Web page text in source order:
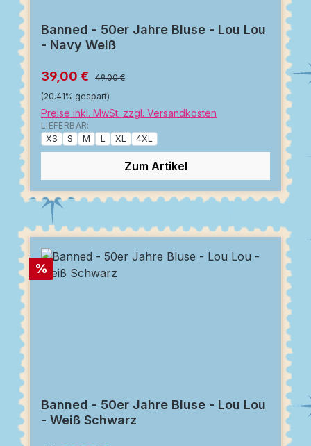
Banned - 50er Jahre Bluse - Lou Lou
- Navy Weiß
39,00 €
49,00 €
(20.41% gespart)
Preise inkl. MwSt. zzgl. Versandkosten
LIEFERBAR:
XS
S M L XL 4XL
Zum Artikel
Rabatt
%
Banned - 50er Jahre Bluse - Lou Lou
- Weiß Schwarz